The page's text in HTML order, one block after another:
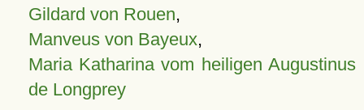
Gildard von Rouen,
Manveus von Bayeux,
Maria Katharina vom heiligen Augustinus
de Longprey